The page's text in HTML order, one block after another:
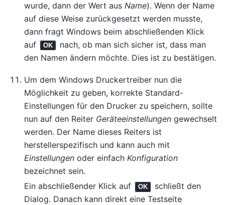
wurde, dann der Wert aus Name). Wenn der Name
auf diese Weise zurückgesetzt werden musste,
dann fragt Windows beim abschließenden Klick
auf
OK
nach, ob man sich sicher ist, dass man
den Namen ändern möchte. Dies ist zu bestätigen.
Um dem Windows Druckertreiber nun die
Möglichkeit zu geben, korrekte Standard-
Einstellungen für den Drucker zu speichern, sollte
nun auf den Reiter Geräteeinstellungen gewechselt
werden. Der Name dieses Reiters ist
herstellerspezifisch und kann auch mit
Einstellungen oder einfach Konfiguration
bezeichnet sein.
Ein abschließender Klick auf
OK
schließt den
Dialog. Danach kann direkt eine Testseite